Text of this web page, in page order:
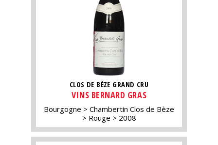
CLOS DE BÈZE GRAND CRU
VINS BERNARD GRAS
Bourgogne
Chambertin Clos de Bèze
Rouge
2008